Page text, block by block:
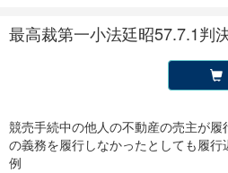
最高裁第一小法廷昭57.7.1判
競売手続中の他人の不動産の売主が
の義務を履行しなかったとしても履
例